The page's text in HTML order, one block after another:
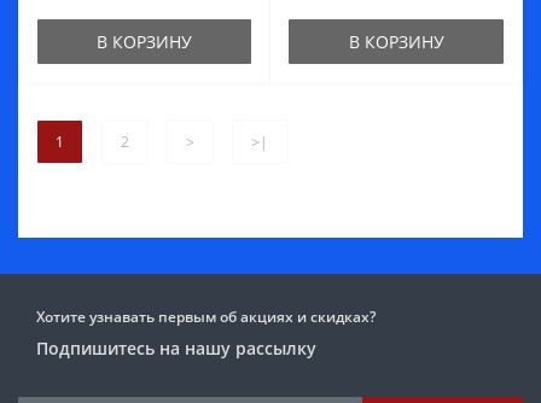
В КОРЗИНУ В КОРЗИНУ
1 2 > >|
Хотите узнавать первым об акциях и скидках?
Подпишитесь на нашу рассылку